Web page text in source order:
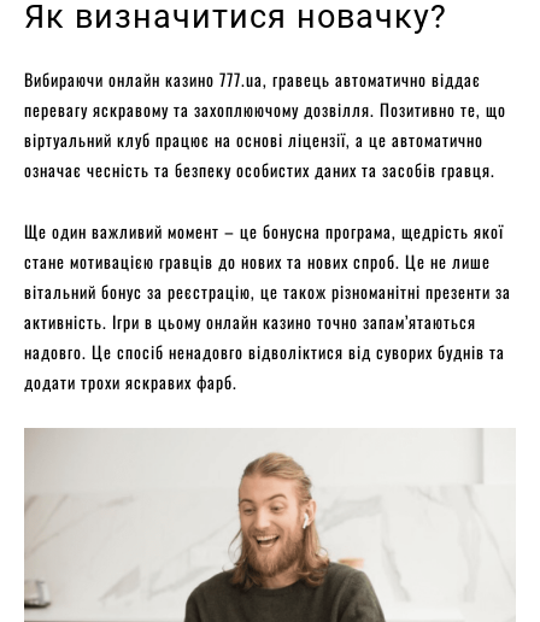
Як визначитися новачку?
Вибираючи онлайн казино 777.ua, гравець автоматично віддає
перевагу яскравому та захоплюючому дозвілля. Позитивно те, що
віртуальний клуб працює на основі ліцензії, а це автоматично
означає чесність та безпеку особистих даних та засобів гравця.
Ще один важливий момент – це бонусна програма, щедрість якої
стане мотивацією гравців до нових та нових спроб. Це не лише
вітальний бонус за реєстрацію, це також різноманітні презенти за
активність. Ігри в цьому онлайн казино точно запам’ятаються
надовго. Це спосіб ненадовго відволіктися від суворих буднів та
додати трохи яскравих фарб.